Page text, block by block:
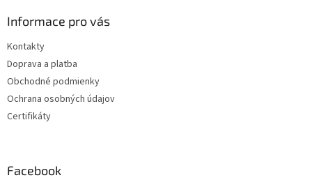
Informace pro vás
Kontakty
Doprava a platba
Obchodné podmienky
Ochrana osobných údajov
Certifikáty
Facebook